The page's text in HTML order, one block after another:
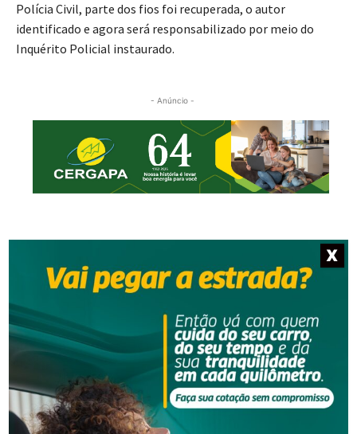
Polícia Civil, parte dos fios foi recuperada, o autor
identificado e agora será responsabilizado por meio do
Inquérito Policial instaurado.
- Anúncio -
NOTÍCIAS RELACIONADAS
X